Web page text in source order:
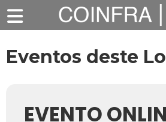
Eventos deste
EVENTO